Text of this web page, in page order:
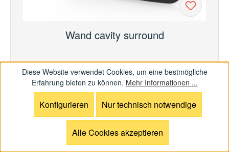
Wand cavity surround
Regulärer Preis: 11,50 €*
In den Warenkorb
Diese Website verwendet Cookies, um eine bestmögliche
Erfahrung bieten zu können. Mehr Informationen ...
Nur technisch notwendige
Konfigurieren
Alle Cookies akzeptieren